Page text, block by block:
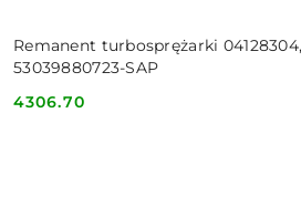
Remanent turbosprężarki
53039880723-SAP
Cena:
4306.70